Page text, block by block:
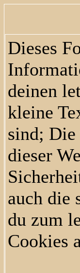
Dieses
deinen
kleine
sind; Die
dieser
auch die
du zum
Cookies